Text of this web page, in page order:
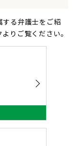
する弁護士をご紹
りご覧ください。